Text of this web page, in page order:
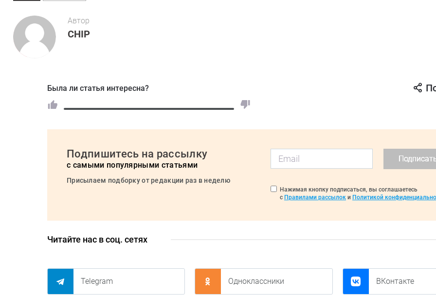
Автор
CHIP
Была ли статья интересна?
Подпишитесь на рассылку
с самыми популярными статьями
Присылаем подборку от редакции раз в неделю
Нажимая кнопку подписаться, вы соглашаетесь
с Правилами рассылок и Политикой
Читайте нас в соц. сетях
Telegram Одноклассники ВКонтакте